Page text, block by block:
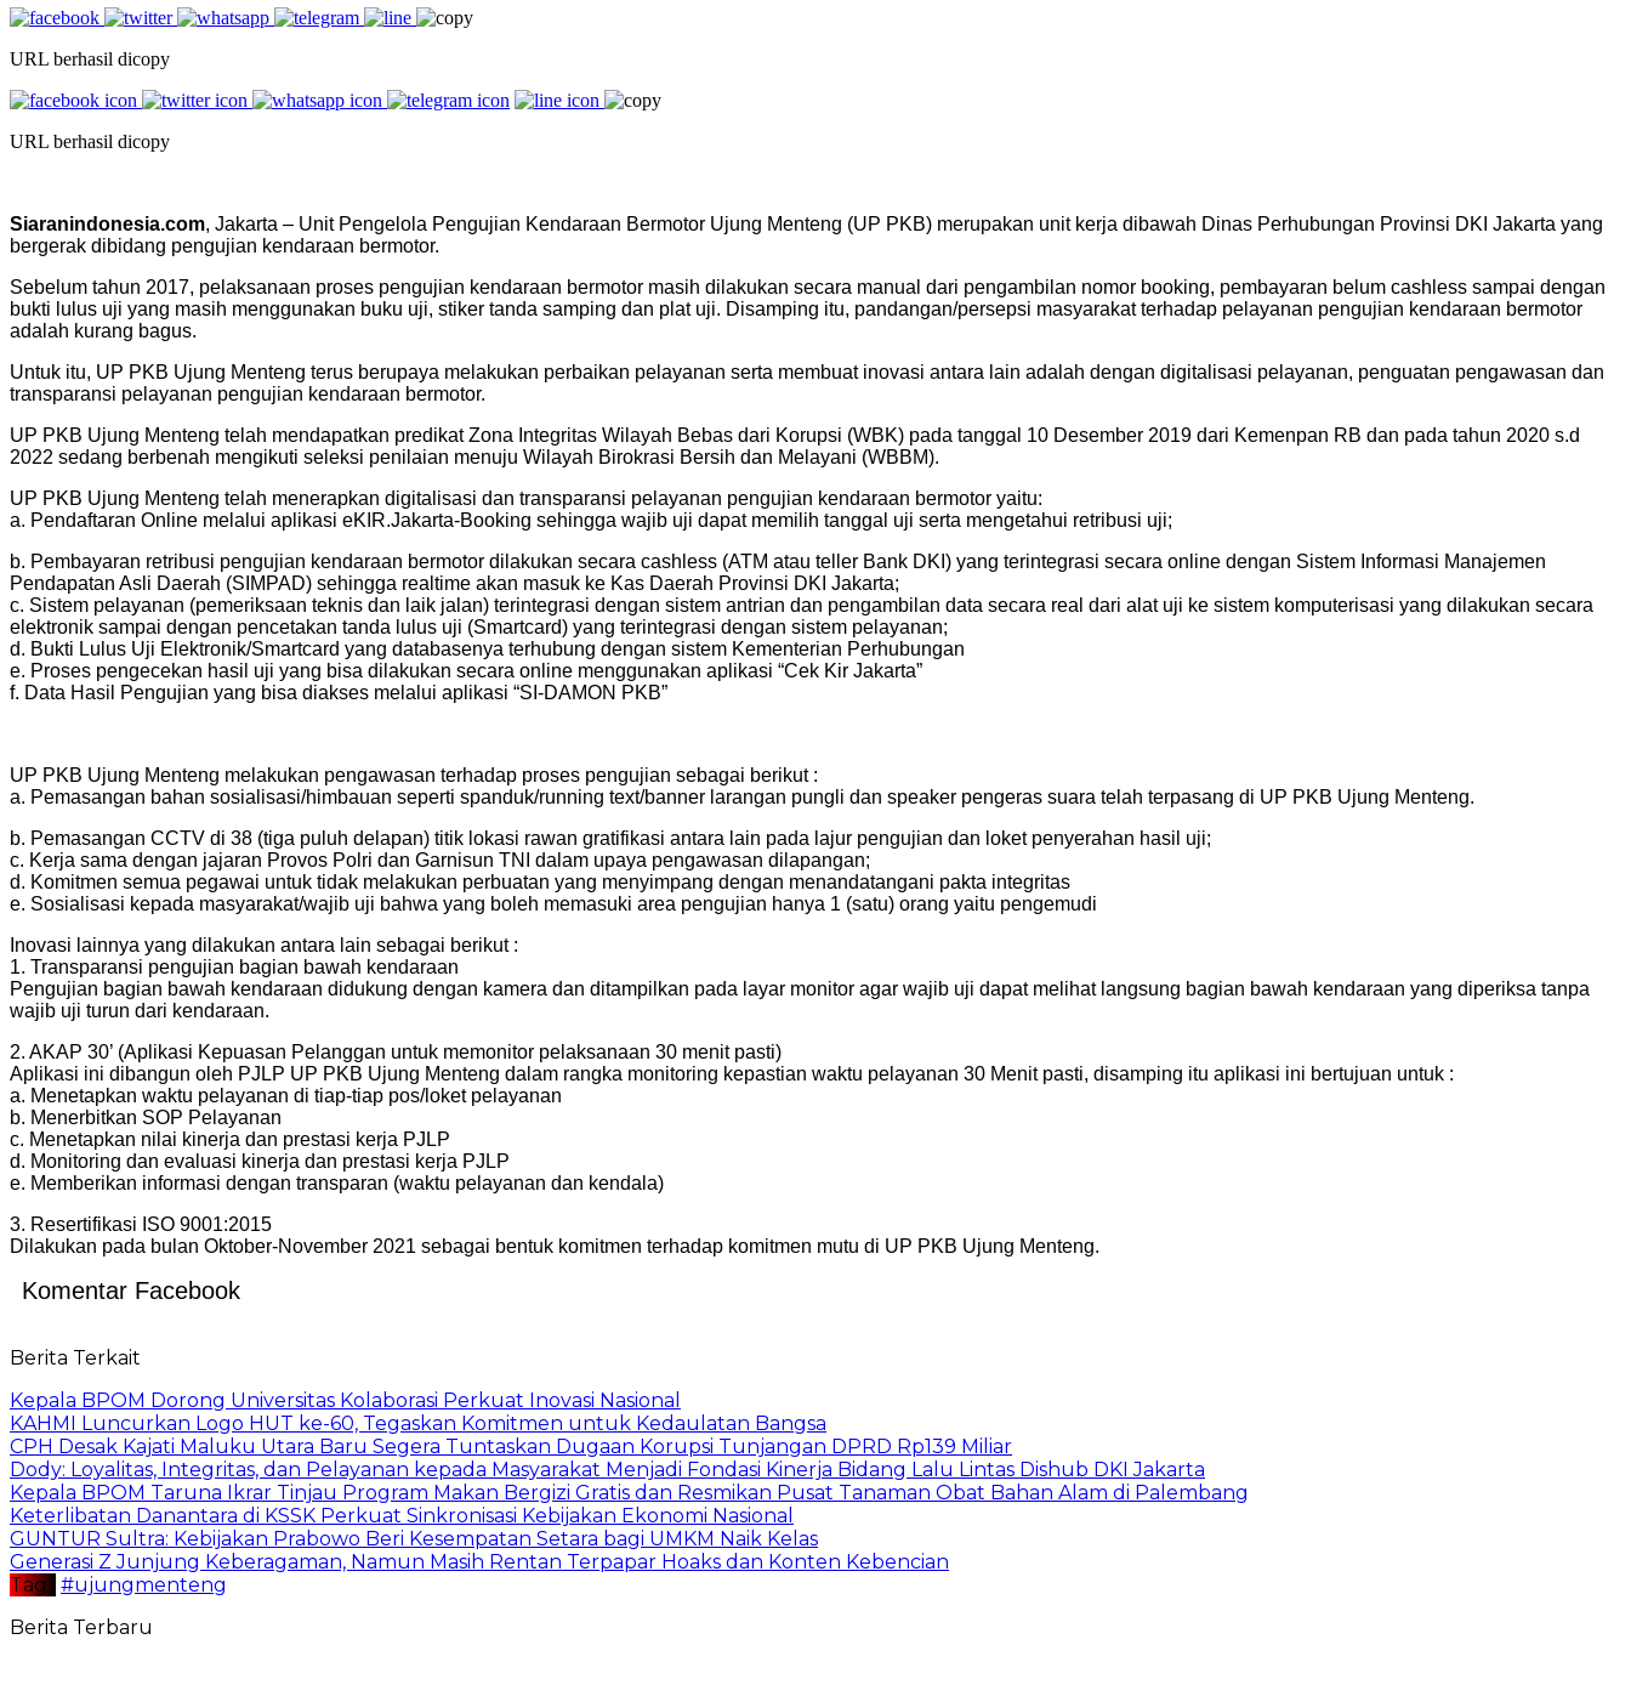
URL berhasil dicopy
URL berhasil dicopy
Siaranindonesia.com, Jakarta – Unit Pengelola Pengujian Kendaraan Bermotor Ujung Menteng (UP PKB) merupakan unit kerja dibawah Dinas Perhubungan Provinsi DKI Jakarta yang
bergerak dibidang pengujian kendaraan bermotor.
Sebelum tahun 2017, pelaksanaan proses pengujian kendaraan bermotor masih dilakukan secara manual dari pengambilan nomor booking, pembayaran belum cashless sampai dengan
bukti lulus uji yang masih menggunakan buku uji, stiker tanda samping dan plat uji. Disamping itu, pandangan/persepsi masyarakat terhadap pelayanan pengujian kendaraan bermotor
adalah kurang bagus.
Untuk itu, UP PKB Ujung Menteng terus berupaya melakukan perbaikan pelayanan serta membuat inovasi antara lain adalah dengan digitalisasi pelayanan, penguatan pengawasan dan
transparansi pelayanan pengujian kendaraan bermotor.
UP PKB Ujung Menteng telah mendapatkan predikat Zona Integritas Wilayah Bebas dari Korupsi (WBK) pada tanggal 10 Desember 2019 dari Kemenpan RB dan pada tahun 2020 s.d
2022 sedang berbenah mengikuti seleksi penilaian menuju Wilayah Birokrasi Bersih dan Melayani (WBBM).
UP PKB Ujung Menteng telah menerapkan digitalisasi dan transparansi pelayanan pengujian kendaraan bermotor yaitu:
a. Pendaftaran Online melalui aplikasi eKIR.Jakarta-Booking sehingga wajib uji dapat memilih tanggal uji serta mengetahui retribusi uji;
b. Pembayaran retribusi pengujian kendaraan bermotor dilakukan secara cashless (ATM atau teller Bank DKI) yang terintegrasi secara online dengan Sistem Informasi Manajemen
Pendapatan Asli Daerah (SIMPAD) sehingga realtime akan masuk ke Kas Daerah Provinsi DKI Jakarta;
c. Sistem pelayanan (pemeriksaan teknis dan laik jalan) terintegrasi dengan sistem antrian dan pengambilan data secara real dari alat uji ke sistem komputerisasi yang dilakukan secara
elektronik sampai dengan pencetakan tanda lulus uji (Smartcard) yang terintegrasi dengan sistem pelayanan;
d. Bukti Lulus Uji Elektronik/Smartcard yang databasenya terhubung dengan sistem Kementerian Perhubungan
e. Proses pengecekan hasil uji yang bisa dilakukan secara online menggunakan aplikasi “Cek Kir Jakarta”
f. Data Hasil Pengujian yang bisa diakses melalui aplikasi “SI-DAMON PKB”
UP PKB Ujung Menteng melakukan pengawasan terhadap proses pengujian sebagai berikut :
a. Pemasangan bahan sosialisasi/himbauan seperti spanduk/running text/banner larangan pungli dan speaker pengeras suara telah terpasang di UP PKB Ujung Menteng.
b. Pemasangan CCTV di 38 (tiga puluh delapan) titik lokasi rawan gratifikasi antara lain pada lajur pengujian dan loket penyerahan hasil uji;
c. Kerja sama dengan jajaran Provos Polri dan Garnisun TNI dalam upaya pengawasan dilapangan;
d. Komitmen semua pegawai untuk tidak melakukan perbuatan yang menyimpang dengan menandatangani pakta integritas
e. Sosialisasi kepada masyarakat/wajib uji bahwa yang boleh memasuki area pengujian hanya 1 (satu) orang yaitu pengemudi
Inovasi lainnya yang dilakukan antara lain sebagai berikut :
1. Transparansi pengujian bagian bawah kendaraan
Pengujian bagian bawah kendaraan didukung dengan kamera dan ditampilkan pada layar monitor agar wajib uji dapat melihat langsung bagian bawah kendaraan yang diperiksa tanpa
wajib uji turun dari kendaraan.
2. AKAP 30’ (Aplikasi Kepuasan Pelanggan untuk memonitor pelaksanaan 30 menit pasti)
Aplikasi ini dibangun oleh PJLP UP PKB Ujung Menteng dalam rangka monitoring kepastian waktu pelayanan 30 Menit pasti, disamping itu aplikasi ini bertujuan untuk :
a. Menetapkan waktu pelayanan di tiap-tiap pos/loket pelayanan
b. Menerbitkan SOP Pelayanan
c. Menetapkan nilai kinerja dan prestasi kerja PJLP
d. Monitoring dan evaluasi kinerja dan prestasi kerja PJLP
e. Memberikan informasi dengan transparan (waktu pelayanan dan kendala)
3. Resertifikasi ISO 9001:2015
Dilakukan pada bulan Oktober-November 2021 sebagai bentuk komitmen terhadap komitmen mutu di UP PKB Ujung Menteng.
Komentar Facebook
Berita Terkait
Kepala BPOM Dorong Universitas Kolaborasi Perkuat Inovasi Nasional
KAHMI Luncurkan Logo HUT ke-60, Tegaskan Komitmen untuk Kedaulatan Bangsa
CPH Desak Kajati Maluku Utara Baru Segera Tuntaskan Dugaan Korupsi Tunjangan DPRD Rp139 Miliar
Dody: Loyalitas, Integritas, dan Pelayanan kepada Masyarakat Menjadi Fondasi Kinerja Bidang Lalu Lintas Dishub DKI Jakarta
Kepala BPOM Taruna Ikrar Tinjau Program Makan Bergizi Gratis dan Resmikan Pusat Tanaman Obat Bahan Alam di Palembang
Keterlibatan Danantara di KSSK Perkuat Sinkronisasi Kebijakan Ekonomi Nasional
GUNTUR Sultra: Kebijakan Prabowo Beri Kesempatan Setara bagi UMKM Naik Kelas
Generasi Z Junjung Keberagaman, Namun Masih Rentan Terpapar Hoaks dan Konten Kebencian
Tag :
#ujungmenteng
Berita Terbaru